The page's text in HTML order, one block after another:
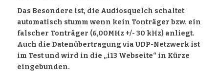
Das Besondere ist, die Audiosquelch schaltet
automatisch stumm wenn kein Tonträger bzw. ein
falscher Tonträger (6,00MHz +/- 30 kHz) anliegt.
Auch die Datenübertragung via UDP-Netzwerk ist
im Test und wird in die „i13 Webseite“ in Kürze
eingebunden.